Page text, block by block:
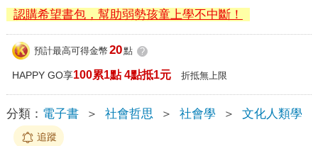
認購希望書包，幫助弱勢孩童上學不中斷！
預計最高可得金幣 20點 ?
HAPPY GO享100累1點 4點抵1元 折抵無上限
分類： 電子書 ＞ 社會哲思 ＞ 社會學 ＞ 文化人類學
追蹤